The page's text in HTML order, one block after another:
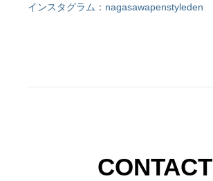
インスタグラム：nagasawapenstyleden
CONTACT